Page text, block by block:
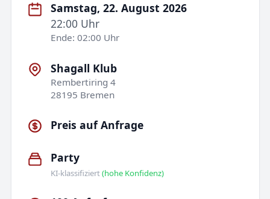
Samstag, 22. August 2026
22:00 Uhr
Ende: 02:00 Uhr
Shagall Klub
Rembertiring 4
28195 Bremen
Preis auf Anfrage
Party
KI-klassifiziert(hohe Konfidenz)